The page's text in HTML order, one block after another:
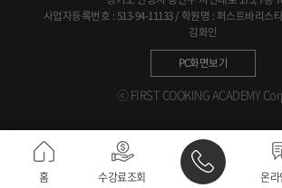
홈 수강료조회 온
사업자등록번호 : 513-94-11133 / 학원명 : 퍼스트바리스
김화인
PC화면보기
ⓒ FIRST COOKING ACADEMY